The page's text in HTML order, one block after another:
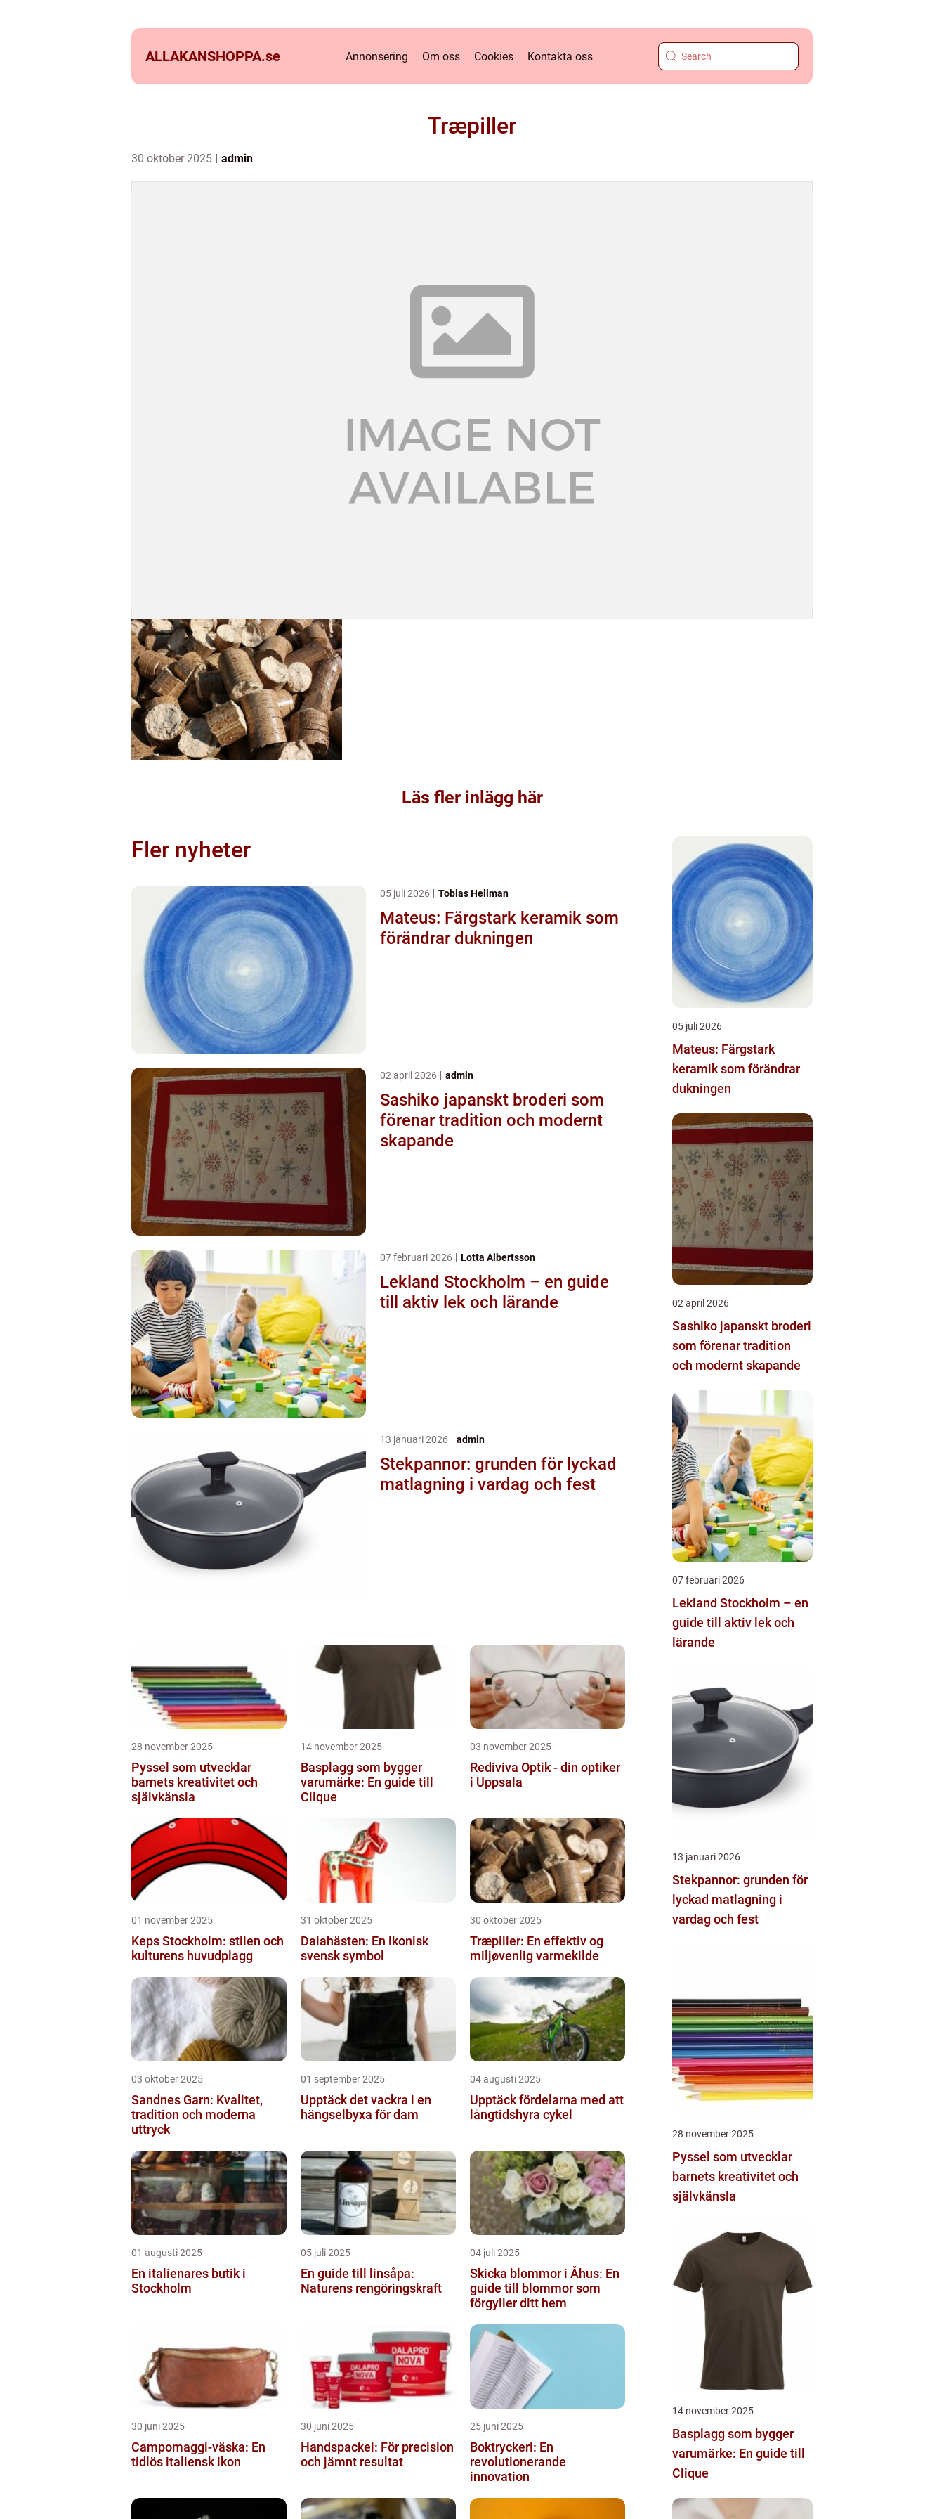
ALLAKANSHOPPA.se Annonsering Om oss Cookies Kontakta oss
Træpiller
30 oktober 2025 admin
Läs fler inlägg här
Fler nyheter
05 juli 2026 Tobias Hellman
Mateus: Färgstark keramik som
förändrar dukningen
02 april 2026 admin
Sashiko japanskt broderi som
förenar tradition och modernt
skapande
07 februari 2026 Lotta Albertsson
Lekland Stockholm – en guide
till aktiv lek och lärande
13 januari 2026 admin
Stekpannor: grunden för lyckad
matlagning i vardag och fest
28 november 2025
Pyssel som utvecklar
barnets kreativitet och
självkänsla
14 november 2025
Basplagg som bygger
varumärke: En guide till
Clique
03 november 2025
Rediviva Optik - din optiker
i Uppsala
01 november 2025
Keps Stockholm: stilen och
kulturens huvudplagg
31 oktober 2025
Dalahästen: En ikonisk
svensk symbol
30 oktober 2025
Træpiller: En effektiv og
miljøvenlig varmekilde
03 oktober 2025
Sandnes Garn: Kvalitet,
tradition och moderna
uttryck
01 september 2025
Upptäck det vackra i en
hängselbyxa för dam
04 augusti 2025
Upptäck fördelarna med att
långtidshyra cykel
01 augusti 2025
En italienares butik i
Stockholm
05 juli 2025
En guide till linsåpa:
Naturens rengöringskraft
04 juli 2025
Skicka blommor i Åhus: En
guide till blommor som
förgyller ditt hem
30 juni 2025
Campomaggi-väska: En
tidlös italiensk ikon
30 juni 2025
Handspackel: För precision
och jämnt resultat
25 juni 2025
Boktryckeri: En
revolutionerande
innovation
05 juli 2026
Mateus: Färgstark
keramik som förändrar
dukningen
02 april 2026
Sashiko japanskt broderi
som förenar tradition
och modernt skapande
07 februari 2026
Lekland Stockholm – en
guide till aktiv lek och
lärande
13 januari 2026
Stekpannor: grunden för
lyckad matlagning i
vardag och fest
28 november 2025
Pyssel som utvecklar
barnets kreativitet och
självkänsla
14 november 2025
Basplagg som bygger
varumärke: En guide till
Clique